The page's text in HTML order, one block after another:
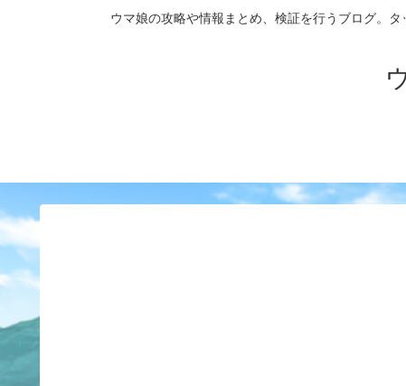
ウマ娘の攻略や情報まとめ、検証を行うブログ。